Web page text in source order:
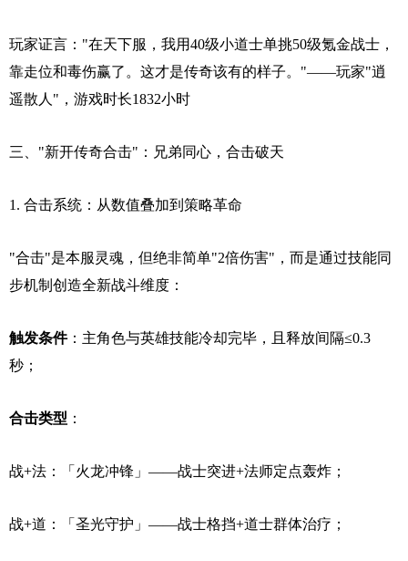
玩家证言："在天下服，我用40级小道士单挑50级氪金战士，
靠走位和毒伤赢了。这才是传奇该有的样子。"——玩家"逍
遥散人"，游戏时长1832小时
三、"新开传奇合击"：兄弟同心，合击破天
1. 合击系统：从数值叠加到策略革命
"合击"是本服灵魂，但绝非简单"2倍伤害"，而是通过技能同
步机制创造全新战斗维度：
触发条件：主角色与英雄技能冷却完毕，且释放间隔≤0.3
秒；
合击类型 ：
战+法：「火龙冲锋」——战士突进+法师定点轰炸；
战+道：「圣光守护」——战士格挡+道士群体治疗；